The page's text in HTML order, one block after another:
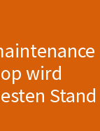
wird
Stand